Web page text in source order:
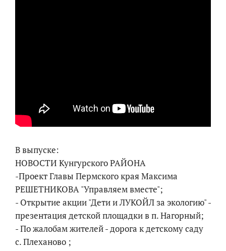
В выпуске:
НОВОСТИ Кунгурского РАЙОНА
-Проект Главы Пермского края Максима
РЕШЕТНИКОВА "Управляем вместе";
- Открытие акции "Дети и ЛУКОЙЛ за экологию" -
презентация детской площадки в п. Нагорный;
- По жалобам жителей - дорога к детскому саду
с. Плеханово ;